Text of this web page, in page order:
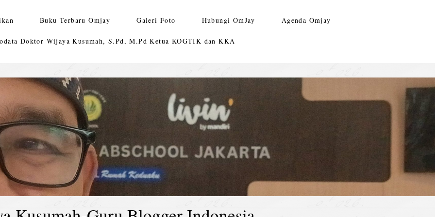
Buku Terbaru Omjay Galeri Foto Hubungi OmJay Agenda Omjay
Doktor Wijaya Kusumah, S.Pd, M.Pd Ketua KOGTIK dan KKA